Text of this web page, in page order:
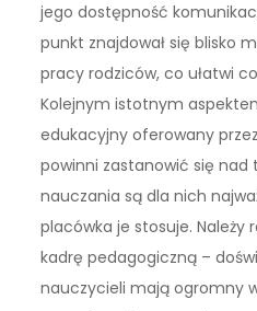
jego dostępność
punkt znajdował się blisko
pracy rodziców, co ułatwi
Kolejnym istotnym
edukacyjny oferowany
powinni zastanowić się
nauczania są dla nich
placówka je stosuje. Należy
kadrę pedagogiczną –
nauczycieli mają ogromny